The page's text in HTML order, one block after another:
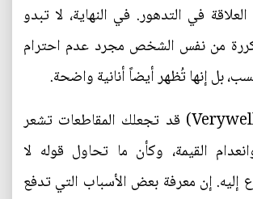
في التدهور. في النهاية، لا تبدو
من نفس الشخص مجرد عدم احترام
بل إنها تُظهر أيضاً أنانية واضحة.
بحسب موقع (Verywell) قد تجعلك المقاطعات تشعر
القيمة، وكأن ما تحاول قوله لا
إليه. إن معرفة بعض الأسباب التي تدفع